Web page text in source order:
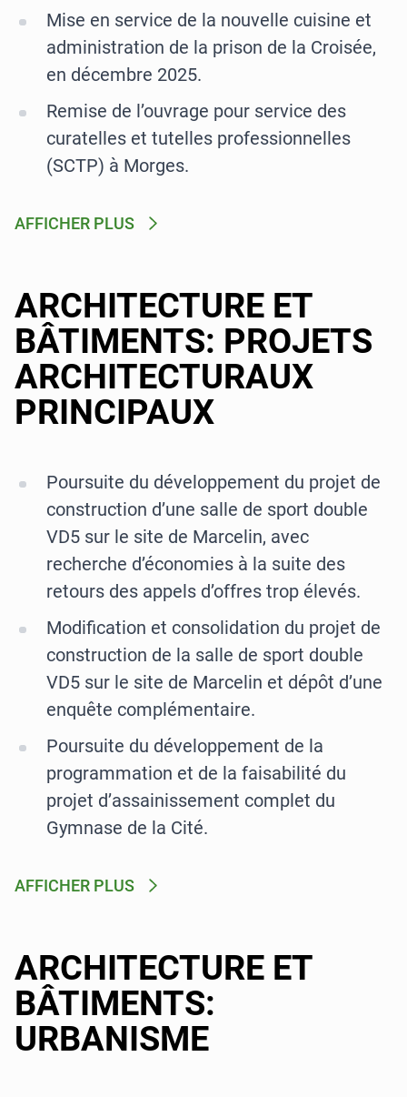
Mise en service de la nouvelle cuisine et
administration de la prison de la Croisée,
en décembre 2025.
Remise de l’ouvrage pour service des
curatelles et tutelles professionnelles
(SCTP) à Morges.
AFFICHER PLUS
ARCHITECTURE ET
BÂTIMENTS: PROJETS
ARCHITECTURAUX
PRINCIPAUX
Poursuite du développement du projet de
construction d’une salle de sport double
VD5 sur le site de Marcelin, avec
recherche d’économies à la suite des
retours des appels d’offres trop élevés.
Modification et consolidation du projet de
construction de la salle de sport double
VD5 sur le site de Marcelin et dépôt d’une
enquête complémentaire.
Poursuite du développement de la
programmation et de la faisabilité du
projet d’assainissement complet du
Gymnase de la Cité.
AFFICHER PLUS
ARCHITECTURE ET
BÂTIMENTS:
URBANISME